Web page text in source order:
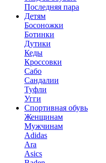
Последняя пара
Детям
Босоножки
Ботинки
Дутики
Кеды
Кроссовки
Сабо
Сандалии
Туфли
Угги
Спортивная обувь
Женщинам
Мужчинам
Adidas
Ara
Asics